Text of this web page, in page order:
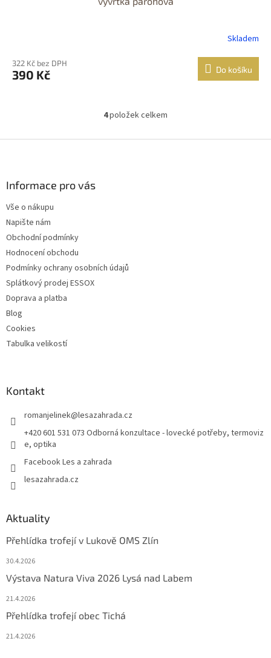
Skladem
322 Kč bez DPH
390 Kč Do košíku
O
l
4položek celkem
Informace pro vás
Vše o nákupu
Napište nám
Obchodní podmínky
Hodnocení obchodu
Podmínky ochrany osobních údajů
Splátkový prodej ESSOX
Doprava a platba
Blog
Cookies
Tabulka velikostí
Kontakt
romanjelinek@lesazahrada.cz
+420 601 531 073 Odborná konzultace - lovecké potřeby, termoviz
e, optika
Facebook Les a zahrada
lesazahrada.cz
Aktuality
Přehlídka trofejí v Lukově OMS Zlín
30.4.2026
Výstava Natura Viva 2026 Lysá nad Labem
21.4.2026
Přehlídka trofejí obec Tichá
21.4.2026